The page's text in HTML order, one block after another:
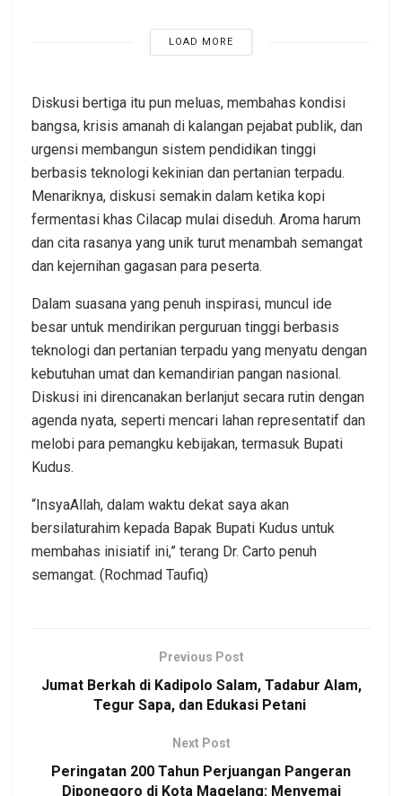
LOAD MORE
Diskusi bertiga itu pun meluas, membahas kondisi
bangsa, krisis amanah di kalangan pejabat publik, dan
urgensi membangun sistem pendidikan tinggi
berbasis teknologi kekinian dan pertanian terpadu.
Menariknya, diskusi semakin dalam ketika kopi
fermentasi khas Cilacap mulai diseduh. Aroma harum
dan cita rasanya yang unik turut menambah semangat
dan kejernihan gagasan para peserta.
Dalam suasana yang penuh inspirasi, muncul ide
besar untuk mendirikan perguruan tinggi berbasis
teknologi dan pertanian terpadu yang menyatu dengan
kebutuhan umat dan kemandirian pangan nasional.
Diskusi ini direncanakan berlanjut secara rutin dengan
agenda nyata, seperti mencari lahan representatif dan
melobi para pemangku kebijakan, termasuk Bupati
Kudus.
“InsyaAllah, dalam waktu dekat saya akan
bersilaturahim kepada Bapak Bupati Kudus untuk
membahas inisiatif ini,” terang Dr. Carto penuh
semangat. (Rochmad Taufiq)
Previous Post
Jumat Berkah di Kadipolo Salam, Tadabur Alam,
Tegur Sapa, dan Edukasi Petani
Next Post
Peringatan 200 Tahun Perjuangan Pangeran
Diponegoro di Kota Magelang: Menyemai